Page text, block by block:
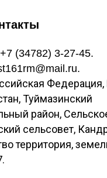
(34782) 3-27-45.
Федерация,
Туймазинский
район,
сельсовет,
территория,